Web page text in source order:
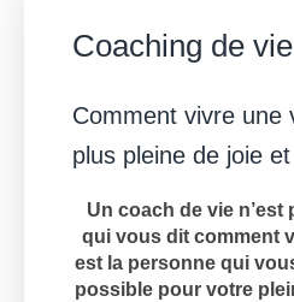
Coaching de vie
Comment vivre une
plus pleine de joie
Un coach de vie
qui vous dit comment
est la personne qui
possible pour votre